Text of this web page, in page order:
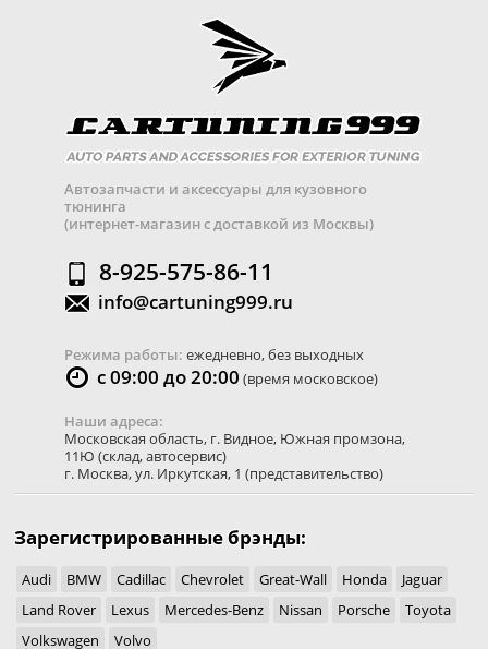
Автозапчасти и аксессуары для кузовного
тюнинга
(интернет-магазин с доставкой из Москвы)
8-925-575-86-11
info@cartuning999.ru
Режима работы: ежедневно, без выходных
с 09:00 до 20:00 (время московское)
Наши адреса:
Московская область, г. Видное, Южная промзона,
11Ю (склад, автосервис)
г. Москва,ул. Иркутская, 1 (представительство)
Зарегистрированные брэнды:
Audi BMW Cadillac Chevrolet Great-Wall Honda
Jaguar
Land Rover
Lexus Mercedes-Benz Nissan Porsche
Toyota
Volkswagen
Volvo